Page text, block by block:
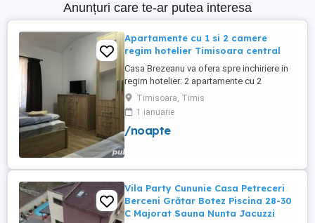
Anunțuri care te-ar putea interesa
Apartamente cu 1 si 2 camere
regim hotelier Timisoara central
Casa Brezeanu va ofera spre inchiriere in
regim hotelier: 2 apartamente cu 2
dormitoare, baie si bucatarie proprie. (4
locuri cazare in fiecare apartament) 1
apartament cu 1 dormitor, baie si
bucatarie proprie. (3 locuri cazare) Fiecare
Timisoara, Timis
1 ianuarie
/noapte
Vila Party Cununie Casa Petreceri
Berceni Grătar Botez Piscina 28-30
C Majorat Sauna Nunta Jacuzzi